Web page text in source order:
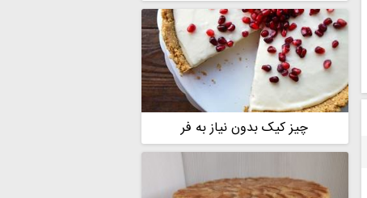
چیز کیک بدون نیاز به فر